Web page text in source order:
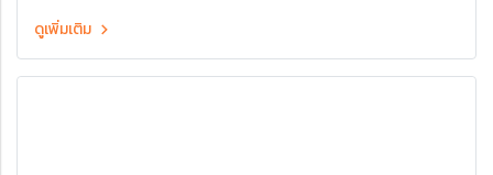
ดูเพิ่มเติม